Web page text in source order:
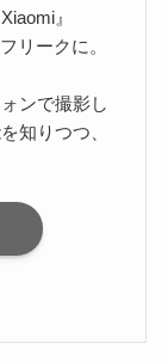
』
リークに。
ンで撮影し
知りつつ、